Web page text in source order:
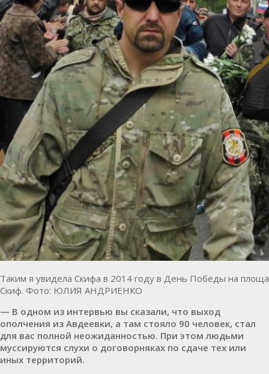
Таким я увидела Скифа в 2014 году в День Победы на
Скиф. Фото: ЮЛИЯ АНДРИЕНКО
— В одном из интервью вы сказали, что выход
ополчения из Авдеевки, а там стояло 90 человек, стал
для вас полной неожиданностью. При этом людьми
муссируются слухи о договорняках по сдаче тех или
иных территорий.